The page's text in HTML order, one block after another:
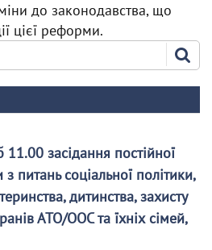
до законодавства, що
цієї реформи.
засідання постійної
з питань соціальної політики,
дитинства, захисту
АТО/ООС та їхніх сімей,